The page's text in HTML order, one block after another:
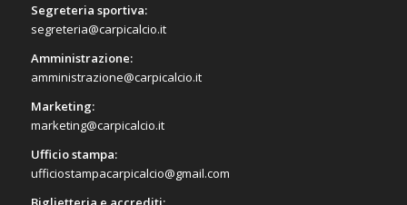
Segreteria sportiva:
segreteria@carpicalcio.it
Amministrazione:
amministrazione@carpicalcio.it
Marketing:
marketing@carpicalcio.it
Ufficio stampa:
ufficiostampacarpicalcio@gmail.com